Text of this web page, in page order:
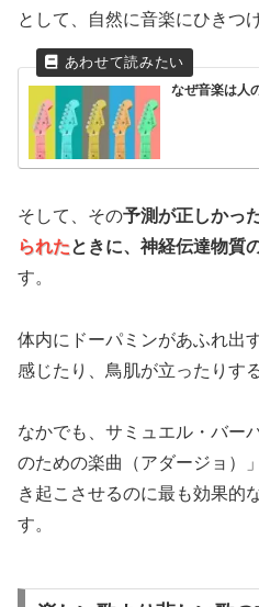
として、自然に音楽にひきつ
なぜ音楽は人
そして、その予測が正しかっ
られたときに、神経伝達物質
す。
体内にドーパミンがあふれ出
感じたり、鳥肌が立ったりす
なかでも、サミュエル・バー
のための楽曲（アダージョ）
き起こさせるのに最も効果的
す。